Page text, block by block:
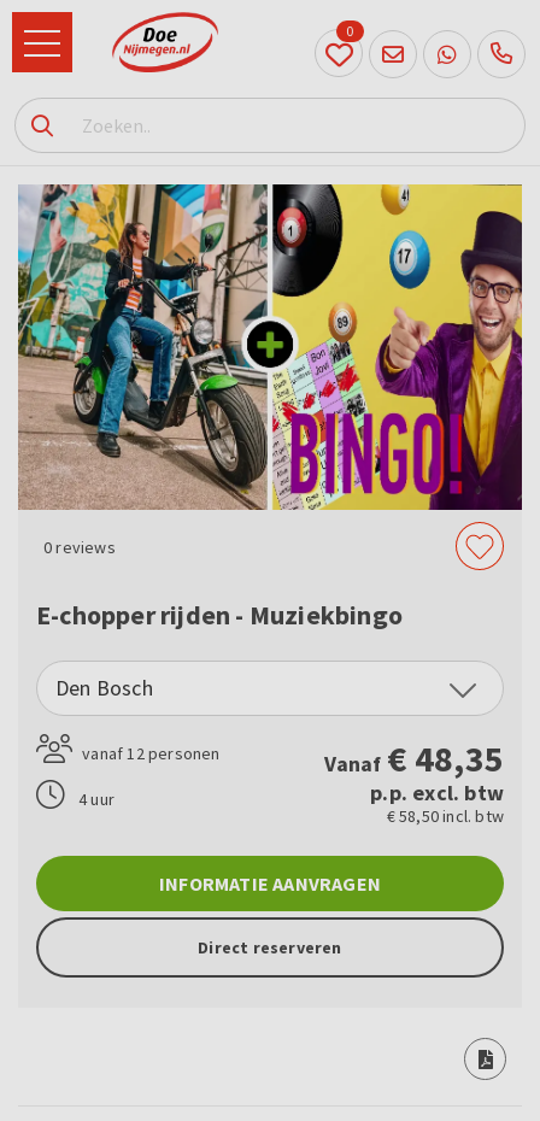
024
204
0
0reviews
E-chopper rijden - Muziekbingo
Den Bosch
vanaf 12 personen
4 uur
Vanaf € 48,35
p.p. excl. btw
€ 58,50 incl. btw
INFORMATIE AANVRAGEN
Direct reserveren